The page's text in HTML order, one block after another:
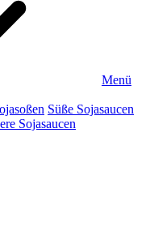
Menü
Süße Sojasaucen
Sojasaucen